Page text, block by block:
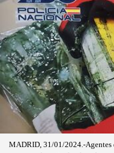
MADRID, 31/01/2024.-Agentes